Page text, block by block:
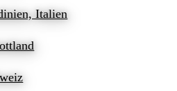
Italien